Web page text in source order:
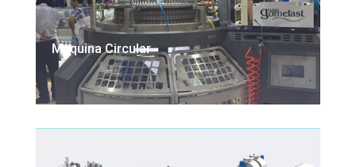
Maquina Circular